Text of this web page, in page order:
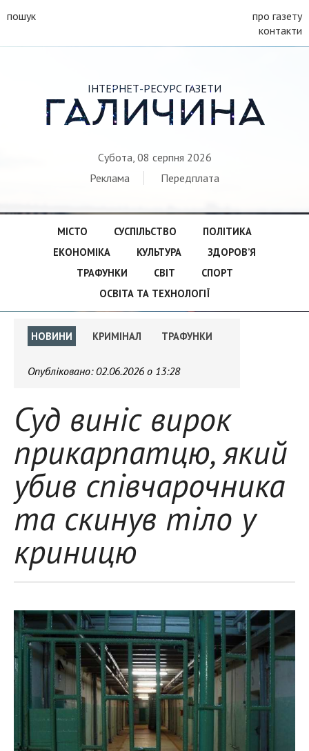
пошук
про газету
контакти
ІНТЕРНЕТ-РЕСУРС ГАЗЕТИ
ГАЛИЧИНА
Субота, 08 серпня 2026
Реклама
Передплата
МІСТО СУСПІЛЬСТВО
ПОЛІТИКА
ЕКОНОМІКА
КУЛЬТУРА
ЗДОРОВ’Я
ТРАФУНКИ
СВІТ
СПОРТ
ОСВІТА ТА ТЕХНОЛОГІЇ
НОВИНИ КРИМІНАЛ ТРАФУНКИ
Опубліковано: 02.06.2026 о 13:28
Суд виніс вирок
прикарпатцю, який
убив співчарочника
та скинув тіло у
криницю